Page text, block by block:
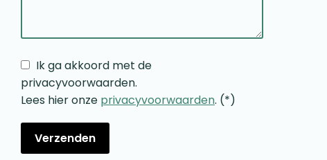
Ik ga akkoord met de
privacyvoorwaarden.
Lees hier onze privacyvoorwaarden. (*)